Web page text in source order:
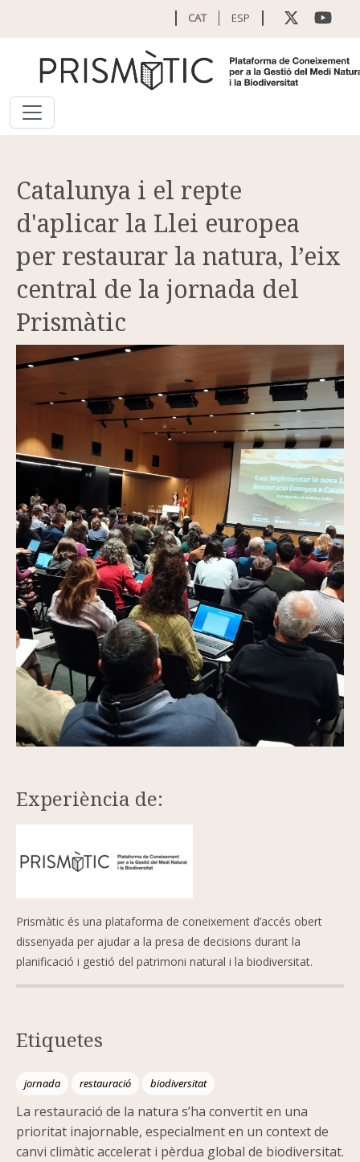
CAT ESP
Catalunya i el repte
d'aplicar la Llei europea
per restaurar la natura, l’eix
central de la jornada del
Prismàtic
Experiència de:
Prismàtic és una plataforma de coneixement d’accés obert
dissenyada per ajudar a la presa de decisions durant la
planificació i gestió del patrimoni natural i la biodiversitat.
Etiquetes
jornada restauració biodiversitat
La restauració de la natura s’ha convertit en una
prioritat inajornable, especialment en un context de
canvi climàtic accelerat i pèrdua global de biodiversitat.